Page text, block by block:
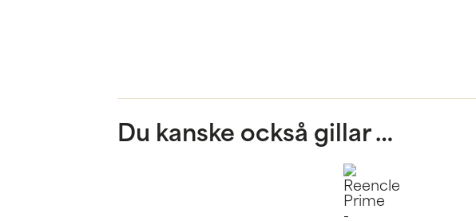
Du kanske också gillar …